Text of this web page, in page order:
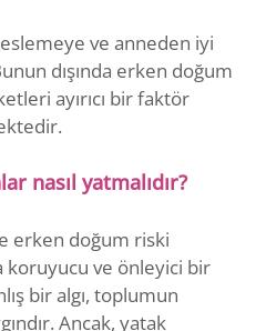
ve anneden iyi
dışında erken doğum
ayırıcı bir faktör
nasıl yatmalıdır?
erken doğum riski
koruyucu ve önleyici bir
bir algı, toplumun
Ancak, yatak